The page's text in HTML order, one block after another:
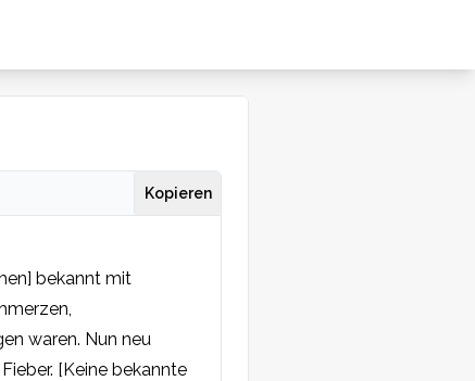
Kopieren
bekannt mit
waren. Nun neu
[Keine bekannte